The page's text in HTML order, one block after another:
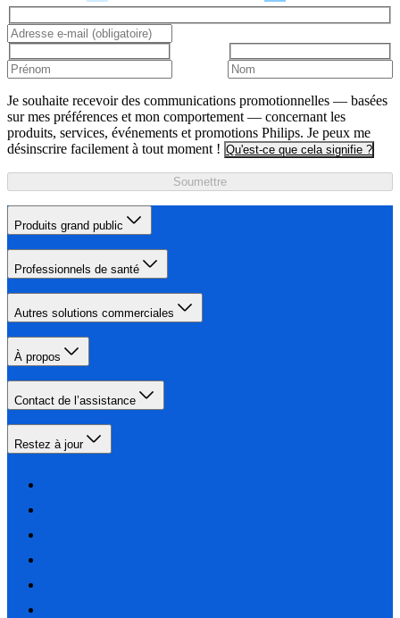
Je souhaite recevoir des communications promotionnelles — basées
sur mes préférences et mon comportement — concernant les
produits, services, événements et promotions Philips. Je peux me
désinscrire facilement à tout moment ! Qu'est-ce que cela signifie ?
Soumettre
Produits grand public
Professionnels de santé
Autres solutions commerciales
À propos
Contact de l’assistance
Restez à jour